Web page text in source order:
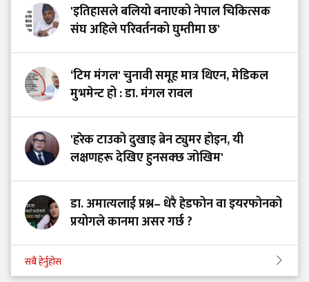
'इतिहासले बलियो बनाएको नेपाल चिकित्सक
संघ अहिले परिवर्तनको घुम्तीमा छ'
‘टिम मंगल' चुनावी समूह मात्र थिएन, मेडिकल
मुभमेन्ट हो : डा. मंगल रावल
'हरेक टाउको दुखाइ ब्रेन ट्युमर होइन, यी
लक्षणहरू देखिए हुनसक्छ जोखिम'
डा. अमात्यलाई प्रश्न– धेरै हेडफोन वा इयरफोनको
प्रयोगले कानमा असर गर्छ ?
सबै हेर्नुहोस